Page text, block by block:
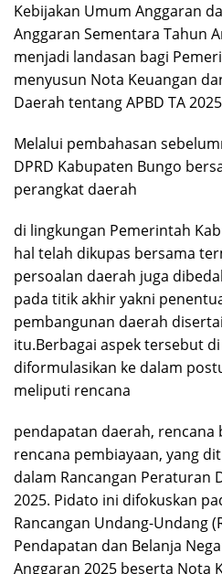
Kebijakan Umum Anggaran
Anggaran Sementara Tahun
menjadi landasan bagi
menyusun Nota Keuangan
Daerah tentang APBD TA
Melalui pembahasan
DPRD Kabupaten Bungo
perangkat daerah
di lingkungan Pemerintah
hal telah dikupas bersama
persoalan daerah juga
pada titik akhir yakni
pembangunan daerah
itu.Berbagai aspek tersebut
diformulasikan ke dalam
meliputi rencana
pendapatan daerah, rencana
rencana pembiayaan, yang
dalam Rancangan Peraturan
2025. Pidato ini difokuskan
Rancangan Undang-Undang
Pendapatan dan Belanja
Anggaran 2025 beserta Nota